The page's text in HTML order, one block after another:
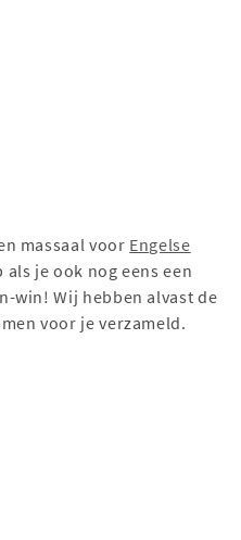
massaal voor Engelse
je ook nog eens een
win! Wij hebben alvast de
voor je verzameld.